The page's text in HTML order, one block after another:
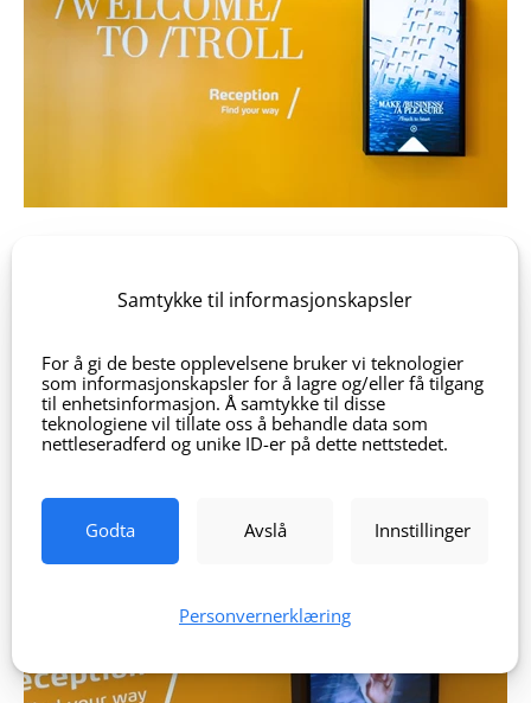
Samtykke til informasjonskapsler
For å gi de beste opplevelsene bruker vi teknologier
som informasjonskapsler for å lagre og/eller få tilgang
til enhetsinformasjon. Å samtykke til disse
teknologiene vil tillate oss å behandle data som
nettleseradferd og unike ID-er på dette nettstedet.
Godta Avslå Innstillinger
Personvernerklæring